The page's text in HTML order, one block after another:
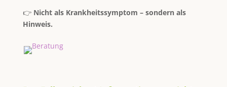
👉 Nicht als Krankheitssymptom – sondern als
Hinweis.